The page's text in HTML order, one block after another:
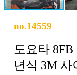
no.14559
도요타
년식 3M 사